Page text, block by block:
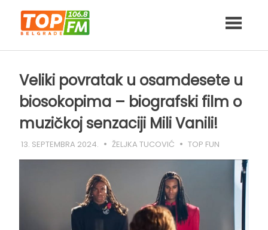
content
Veliki povratak u osamdesete u
biosokopima – biografski film o
muzičkoj senzaciji Mili Vanili!
13. SEPTEMBRA 2024. ŽELJKA TUCOVIĆ TOP FUN